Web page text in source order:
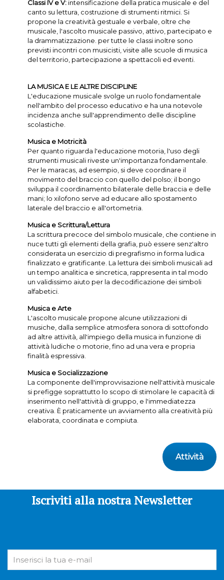
Classi IV e V: intensificazione della pratica musicale e del
canto su lettura, costruzione di strumenti ritmici. Si
propone la creatività gestuale e verbale, oltre che
musicale, l'ascolto musicale passivo, attivo, partecipato e
la drammatizzazione. per tutte le classi inoltre sono
previsti incontri con musicisti, visite alle scuole di musica
del territorio, partecipazione a spettacoli ed eventi.
LA MUSICA E LE ALTRE DISCIPLINE
L'educazione musicale svolge un ruolo fondamentale
nell'ambito del processo educativo e ha una notevole
incidenza anche sull'apprendimento delle discipline
scolastiche.
Musica e Motricità
Per quanto riguarda l'educazione motoria, l'uso degli
strumenti musicali riveste un'importanza fondamentale.
Per le maracas, ad esempio, si deve coordinare il
movimento del braccio con quello del polso; il bongo
sviluppa il coordinamento bilaterale delle braccia e delle
mani; lo xilofono serve ad educare allo spostamento
laterale del braccio e all'ortometria.
Musica e Scrittura/Lettura
La scrittura precoce del simbolo musicale, che contiene in
nuce tutti gli elementi della grafia, può essere senz'altro
considerata un esercizio di pregrafismo in forma ludica
finalizzato e gratificante. La lettura dei simboli musicali ad
un tempo analitica e sincretica, rappresenta in tal modo
un validissimo aiuto per la decodificazione dei simboli
alfabetici.
Musica e Arte
L'ascolto musicale propone alcune utilizzazioni di
musiche, dalla semplice atmosfera sonora di sottofondo
ad altre attività, all'impiego della musica in funzione di
attività ludiche o motorie, fino ad una vera e propria
finalità espressiva.
Musica e Socializzazione
La componente dell'improvvisazione nell'attività musicale
si prefigge soprattutto lo scopo di stimolare le capacità di
inserimento nell'attività di gruppo, e l'immediatezza
creativa. È praticamente un avviamento alla creatività più
elaborata, coordinata e compiuta.
Attività
Iscriviti alla nostra Newsletter